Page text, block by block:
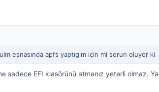
esnasında apfs yaptıgım için mi sorun oluyor ki
sadece EFI klasörünü atmanız yeterli olmaz.